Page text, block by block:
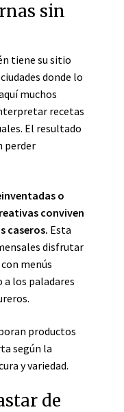
sin
tiene su sitio
donde lo
muchos
recetas
El resultado
perder
o
conviven
caseros. Esta
disfrutar
menús
los paladares
productos
según la
y variedad.
de